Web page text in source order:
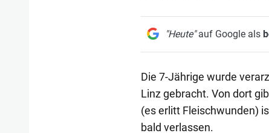
"Heute"auf Google als
Die 7-Jährige wurde
Linz gebracht. Von dort
(es erlitt Fleischwunden)
bald verlassen.